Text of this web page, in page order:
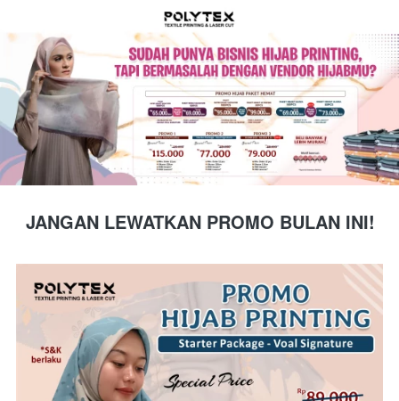
JANGAN LEWATKAN PROMO BULAN INI!